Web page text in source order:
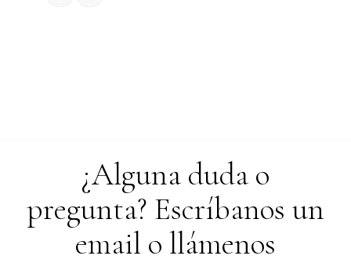
¿Alguna duda o
pregunta? Escríbanos un
email o llámenos